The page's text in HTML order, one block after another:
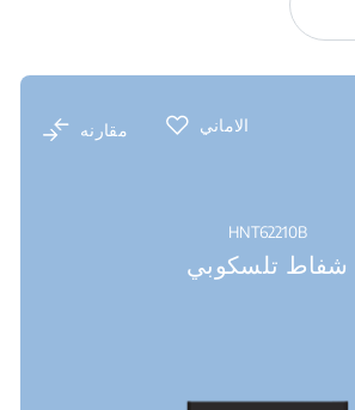
الاماني مقارنه
HNT62210B
شفاط تلسكوبي